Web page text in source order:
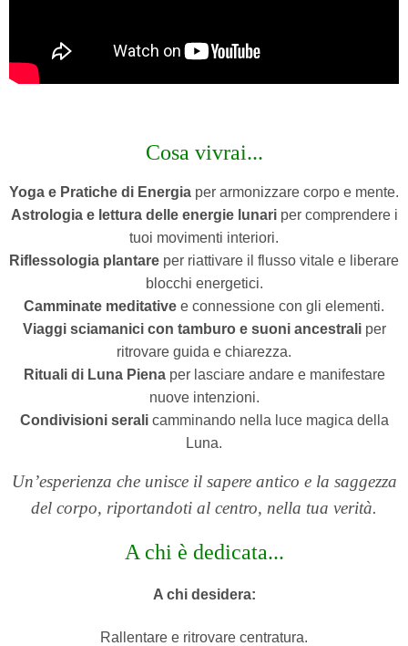
Cosa vivrai...
Yoga e Pratiche di Energia per armonizzare corpo e mente.
Astrologia e lettura delle energie lunariper comprendere i
tuoi movimenti interiori.
Riflessologia plantare per riattivare il flusso vitale e liberare
blocchi energetici.
Camminate meditative e connessione con gli elementi.
Viaggi sciamanici con tamburo e suoni ancestraliper
ritrovare guida e chiarezza.
Rituali di Luna Pienaper lasciare andare e manifestare
nuove intenzioni.
Condivisioni seralicamminando nella luce magica della
Luna.
Un’esperienza che unisce il sapere antico e la saggezza
del corpo, riportandoti al centro, nella tua verità.
A chi è dedicata...
A chi desidera:
Rallentare e ritrovare centratura.